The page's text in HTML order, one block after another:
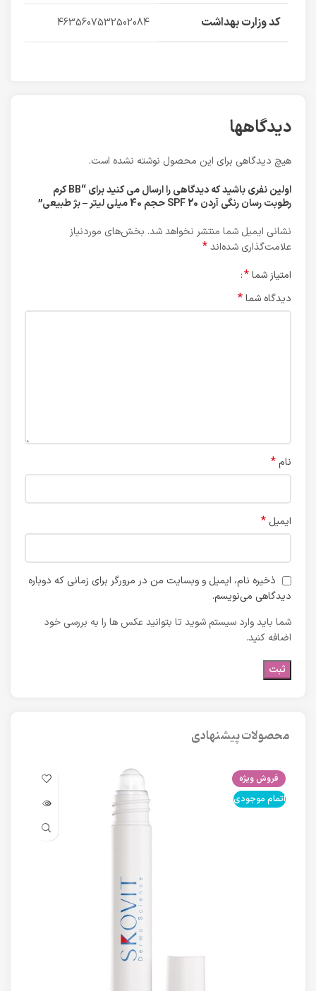
کد وزارت بهداشت 4635607532502084
دیدگاهها
هیچ دیدگاهی برای این محصول نوشته نشده است.
اولین نفری باشید که دیدگاهی را ارسال می کنید برای “BB کرم
رطوبت رسان رنگی آردن SPF 20 حجم 40 میلی لیتر – بژ طبیعی”
نشانی ایمیل شما منتشر نخواهد شد. بخش‌های موردنیاز
علامت‌گذاری شده‌اند*
امتیاز شما*
دیدگاه شما*
نام *
ایمیل *
ذخیره نام، ایمیل و وبسایت من در مرورگر برای زمانی که دوباره
دیدگاهی می‌نویسم.
شما باید وارد سیستم شوید تا بتوانید عکس ها را به بررسی خود
اضافه کنید.
محصولات پیشنهادی
فروش ویژه
اتمام موجودی